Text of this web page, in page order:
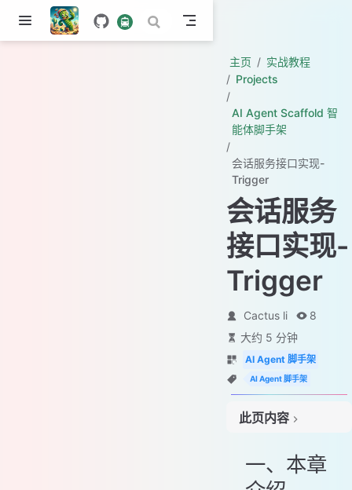
主页
实战教程
Projects
AI Agent Scaffold 智
能体脚手架
会话服务接口实现-
Trigger
会话服务
接口实现-
Trigger
Cactus li
8
大约 5 分钟
AI Agent 脚手架
AI Agent 脚手架
此页内容
二、流程设计
三、功能实现
一、本章